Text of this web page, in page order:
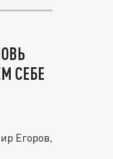
СЕБЕ
Егоров,